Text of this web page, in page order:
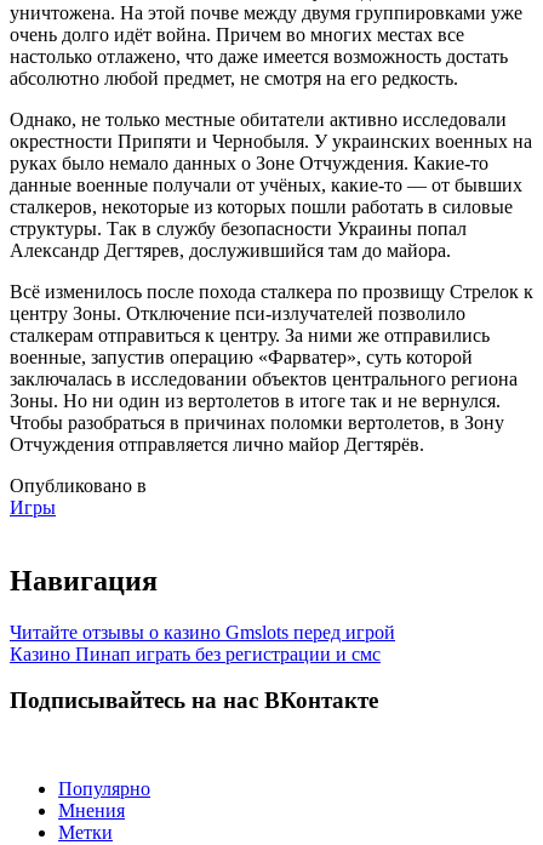
уничтожена. На этой почве между двумя группировками уже
очень долго идёт война. Причем во многих местах все
настолько отлажено, что даже имеется возможность достать
абсолютно любой предмет, не смотря на его редкость.
Однако, не только местные обитатели активно исследовали
окрестности Припяти и Чернобыля. У украинских военных на
руках было немало данных о Зоне Отчуждения. Какие-то
данные военные получали от учёных, какие-то — от бывших
сталкеров, некоторые из которых пошли работать в силовые
структуры. Так в службу безопасности Украины попал
Александр Дегтярев, дослужившийся там до майора.
Всё изменилось после похода сталкера по прозвищу Стрелок к
центру Зоны. Отключение пси-излучателей позволило
сталкерам отправиться к центру. За ними же отправились
военные, запустив операцию «Фарватер», суть которой
заключалась в исследовании объектов центрального региона
Зоны. Но ни один из вертолетов в итоге так и не вернулся.
Чтобы разобраться в причинах поломки вертолетов, в Зону
Отчуждения отправляется лично майор Дегтярёв.
Опубликовано в
Игры
Навигация
Читайте отзывы о казино Gmslots перед игрой
Казино Пинап играть без регистрации и смс
Подписывайтесь на нас ВКонтакте
Популярно
Мнения
Метки